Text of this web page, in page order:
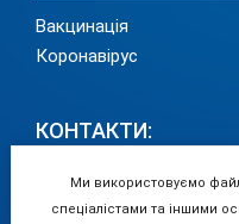
Вакцинація
Коронавірус
КОНТАКТИ:
info@medadvisor24.com
тел. +38(098)154 93 91
Ми використовуємо
спеціалістами та іншими